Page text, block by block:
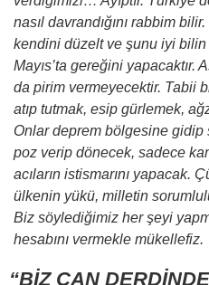
nasıl davrandığını rabbim
kendini düzelt ve şunu iyi
Mayıs’ta gereğini yapacaktır.
da pirim vermeyecektir. Tabii
atıp tutmak, esip gürlemek,
Onlar deprem bölgesine
poz verip dönecek, sadece
acıların istismarını yapacak.
ülkenin yükü, milletin
Biz söylediğimiz her şeyi
hesabını vermekle mükellefiz.
“BİZ CAN